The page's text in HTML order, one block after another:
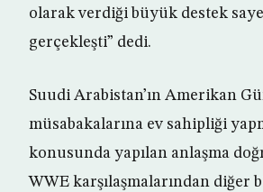
olarak verdiği büyük destek
gerçekleşti” dedi.
Suudi Arabistan’ın Amerikan
müsabakalarına ev sahipliği
konusunda yapılan anlaşma
WWE karşılaşmalarından diğer